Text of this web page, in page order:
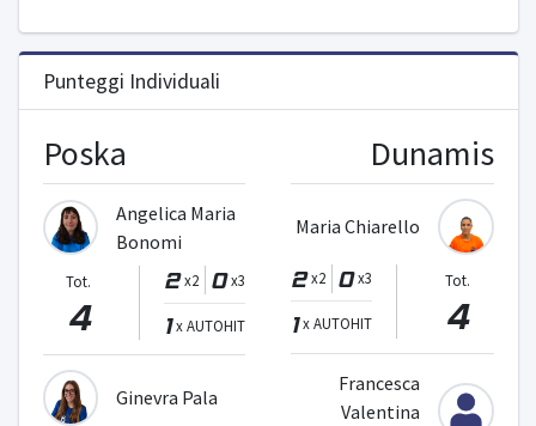
Punteggi Individuali
Poska
Angelica Maria
Bonomi
Tot.
4
2 x2 0 x3
1 x AUTOHIT
Ginevra Pala
Dunamis
Maria Chiarello
2 x2 0 x3
1 x AUTOHIT
Tot.
4
Francesca
Valentina